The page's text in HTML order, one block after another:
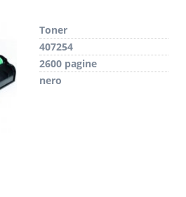
Toner
407254
2600 pagine
nero